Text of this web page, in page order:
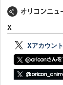
X
Xアカウント